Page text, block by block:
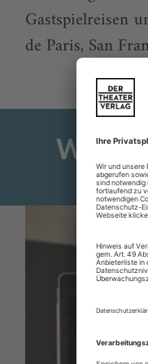
Gastspielreisen
de Paris, San